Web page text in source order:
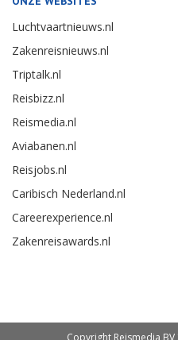
Luchtvaartnieuws.nl
Zakenreisnieuws.nl
Triptalk.nl
Reisbizz.nl
Reismedia.nl
Aviabanen.nl
Reisjobs.nl
Caribisch Nederland.nl
Careerexperience.nl
Zakenreisawards.nl
Copyright Reismedia BV